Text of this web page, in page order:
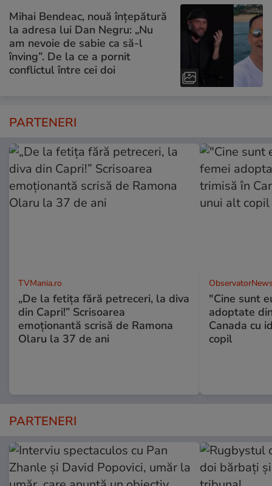
Mihai Bendeac, nouă înțepătură
la adresa lui Dan Negru: „Nu
am nevoie de sabie ca să-l
înving”. De la ce a pornit
conflictul între cei doi
PARTENERI
TVMania.ro
„De la fetița fără petreceri, la diva
din Capri!” Scrisoarea
emoționantă scrisă de Ramona
Olaru la 37 de ani
"Cine sunt
adoptate
Canada cu
copil
PARTENERI